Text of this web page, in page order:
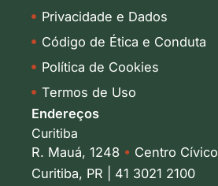
Privacidade e Dados
Código de Ética e Conduta
Política de Cookies
Termos de Uso
Endereços
Curitiba
R. Mauá, 1248 • Centro Cívico
Curitiba, PR | 41 3021 2100